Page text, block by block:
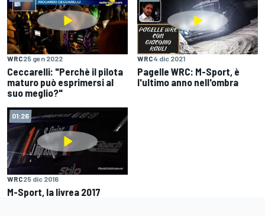
WRC25 gen 2022
Ceccarelli: "Perchè il pilota
maturo può esprimersi al
suo meglio?"
WRC4 dic 2021
Pagelle WRC: M-Sport, è
l'ultimo anno nell'ombra
01:26
WRC25 dic 2016
M-Sport, la livrea 2017